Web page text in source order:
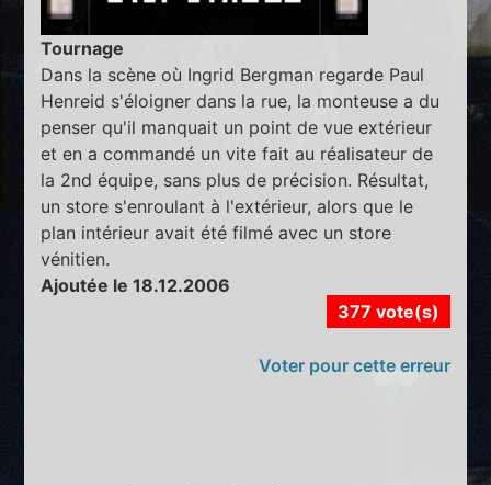
Tournage
Dans la scène où Ingrid Bergman regarde Paul
Henreid s'éloigner dans la rue, la monteuse a du
penser qu'il manquait un point de vue extérieur
et en a commandé un vite fait au réalisateur de
la 2nd équipe, sans plus de précision. Résultat,
un store s'enroulant à l'extérieur, alors que le
plan intérieur avait été filmé avec un store
vénitien.
Ajoutée le 18.12.2006
377 vote(s)
Voter pour cette erreur